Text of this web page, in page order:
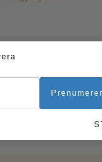
emotionella tonskalan
i public relations